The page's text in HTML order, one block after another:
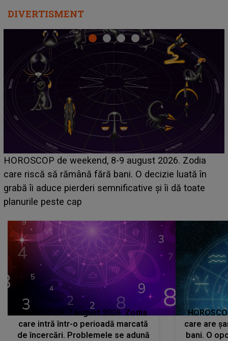
DIVERTISMENT
Emanuel a ținut ACEST DETALIU ASCUNS până
acum! În fața Alexandrei, concurentul din Casa
face o MĂRTURISIRE NEAȘTEPTATĂ despre
sa: "I-am spus și ei în față, eu nu te iubesc pentru
HOROSCOP 7 august 2026. Zodia
care intră într-o perioadă marcată
de încercări. Problemele se adună
care are
bani. O